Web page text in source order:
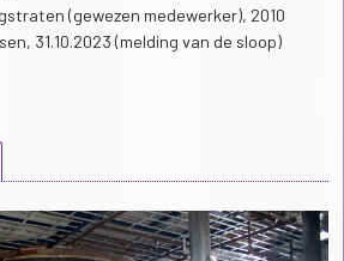
(gewezen medewerker), 2010
31.10.2023 (melding van de sloop)